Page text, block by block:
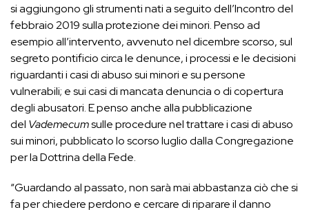
si aggiungono gli strumenti nati a seguito dell’Incontro del
febbraio 2019 sulla protezione dei minori. Penso ad
esempio all’intervento, avvenuto nel dicembre scorso, sul
segreto pontificio circa le denunce, i processi e le decisioni
riguardanti i casi di abuso sui minori e su persone
vulnerabili; e sui casi di mancata denuncia o di copertura
degli abusatori. E penso anche alla pubblicazione
del Vademecumsulle procedure nel trattare i casi di abuso
sui minori, pubblicato lo scorso luglio dalla Congregazione
per la Dottrina della Fede.
“Guardando al passato, non sarà mai abbastanza ciò che si
fa per chiedere perdono e cercare di riparare il danno